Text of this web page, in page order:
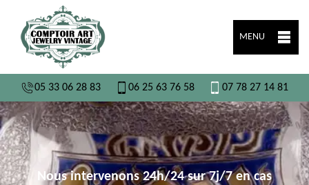
MENU
05 33 06 28 83 06 25 63 76 58 07 78 27 14 81
Nous intervenons 24h/24 sur 7j/7 en cas